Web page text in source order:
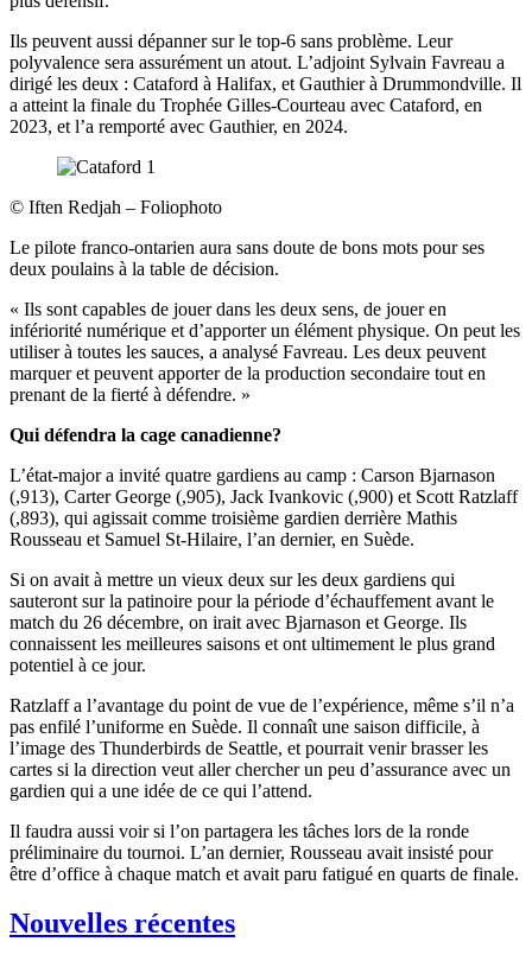
Ils peuvent aussi dépanner sur le top-6 sans problème. Leur
polyvalence sera assurément un atout. L’adjoint Sylvain Favreau a
dirigé les deux : Cataford à Halifax, et Gauthier à Drummondville. Il
a atteint la finale du Trophée Gilles-Courteau avec Cataford, en
2023, et l’a remporté avec Gauthier, en 2024.
© Iften Redjah – Foliophoto
Le pilote franco-ontarien aura sans doute de bons mots pour ses
deux poulains à la table de décision.
« Ils sont capables de jouer dans les deux sens, de jouer en
infériorité numérique et d’apporter un élément physique. On peut les
utiliser à toutes les sauces, a analysé Favreau. Les deux peuvent
marquer et peuvent apporter de la production secondaire tout en
prenant de la fierté à défendre. »
Qui défendra la cage canadienne?
L’état-major a invité quatre gardiens au camp : Carson Bjarnason
(,913), Carter George (,905), Jack Ivankovic (,900) et Scott Ratzlaff
(,893), qui agissait comme troisième gardien derrière Mathis
Rousseau et Samuel St-Hilaire, l’an dernier, en Suède.
Si on avait à mettre un vieux deux sur les deux gardiens qui
sauteront sur la patinoire pour la période d’échauffement avant le
match du 26 décembre, on irait avec Bjarnason et George. Ils
connaissent les meilleures saisons et ont ultimement le plus grand
potentiel à ce jour.
Ratzlaff a l’avantage du point de vue de l’expérience, même s’il n’a
pas enfilé l’uniforme en Suède. Il connaît une saison difficile, à
l’image des Thunderbirds de Seattle, et pourrait venir brasser les
cartes si la direction veut aller chercher un peu d’assurance avec un
gardien qui a une idée de ce qui l’attend.
Il faudra aussi voir si l’on partagera les tâches lors de la ronde
préliminaire du tournoi. L’an dernier, Rousseau avait insisté pour
être d’office à chaque match et avait paru fatigué en quarts de finale.
Nouvelles récentes